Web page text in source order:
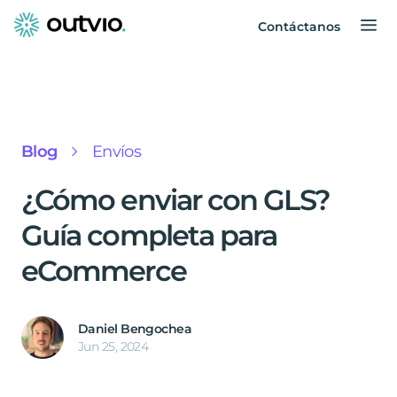
Contáctanos
Blog Envíos
¿Cómo enviar con GLS?
Guía completa para
eCommerce
Daniel Bengochea
Jun 25, 2024